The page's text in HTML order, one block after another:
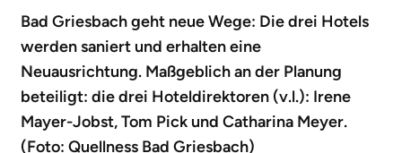
Bad Griesbach geht neue Wege: Die drei Hotels
werden saniert und erhalten eine
Neuausrichtung. Maßgeblich an der Planung
beteiligt: die drei Hoteldirektoren (v.l.): Irene
Mayer-Jobst, Tom Pick und Catharina Meyer.
(Foto: Quellness Bad Griesbach)